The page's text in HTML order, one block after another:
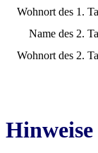
Wohnort des 1.
Name des 2.
Wohnort des 2.